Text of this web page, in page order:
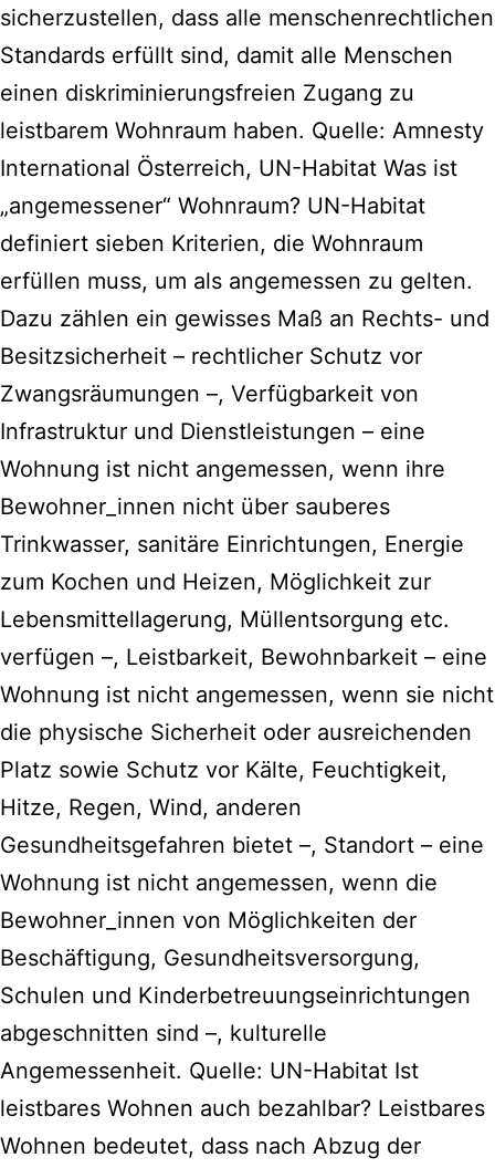
sicherzustellen, dass alle menschenrechtlichen
Standards erfüllt sind, damit alle Menschen
einen diskriminierungsfreien Zugang zu
leistbarem Wohnraum haben. Quelle: Amnesty
International Österreich, UN-Habitat Was ist
„angemessener“ Wohnraum? UN-Habitat
definiert sieben Kriterien, die Wohnraum
erfüllen muss, um als angemessen zu gelten.
Dazu zählen ein gewisses Maß an Rechts- und
Besitzsicherheit – rechtlicher Schutz vor
Zwangsräumungen –, Verfügbarkeit von
Infrastruktur und Dienstleistungen – eine
Wohnung ist nicht angemessen, wenn ihre
Bewohner_innen nicht über sauberes
Trinkwasser, sanitäre Einrichtungen, Energie
zum Kochen und Heizen, Möglichkeit zur
Lebensmittellagerung, Müllentsorgung etc.
verfügen –, Leistbarkeit, Bewohnbarkeit – eine
Wohnung ist nicht angemessen, wenn sie nicht
die physische Sicherheit oder ausreichenden
Platz sowie Schutz vor Kälte, Feuchtigkeit,
Hitze, Regen, Wind, anderen
Gesundheitsgefahren bietet –, Standort – eine
Wohnung ist nicht angemessen, wenn die
Bewohner_innen von Möglichkeiten der
Beschäftigung, Gesundheitsversorgung,
Schulen und Kinderbetreuungseinrichtungen
abgeschnitten sind –, kulturelle
Angemessenheit. Quelle: UN-Habitat Ist
leistbares Wohnen auch bezahlbar? Leistbares
Wohnen bedeutet, dass nach Abzug der